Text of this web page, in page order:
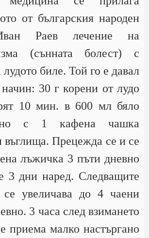
от българския народен
Раев лечение на
(сънната болест) с
биле. Той го е давал
30 г корени от лудо
10 мин. в 600 мл бяло
с 1 кафена чашка
въглища. Прецежда се и се
лъжичка 3 пъти дневно
3 дни наред. Следващите
се увеличава до 4 чаени
3 часа след взимането
приема малко настъргано